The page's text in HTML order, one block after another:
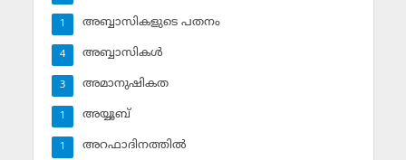
അബ്ബാസികളുടെ പതനം
1
അബ്ബാസികള്‍
4
അമാനുഷികത
3
അയ്യൂബ്‌
1
അറഫാദിനത്തില്‍
1